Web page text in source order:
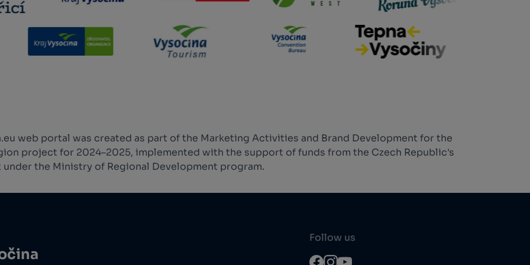
web portal was created as part of the Marketing Activities and Brand Development for the
project for 2024–2025, implemented with the support of funds from the Czech Republic's
the Ministry of Regional Development program.
Follow us